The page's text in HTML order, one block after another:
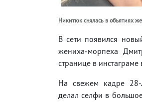
Никитюк снялась в объятиях
В сети появился
жениха-морпеха
странице в
На свежем кадре
делал селфи в